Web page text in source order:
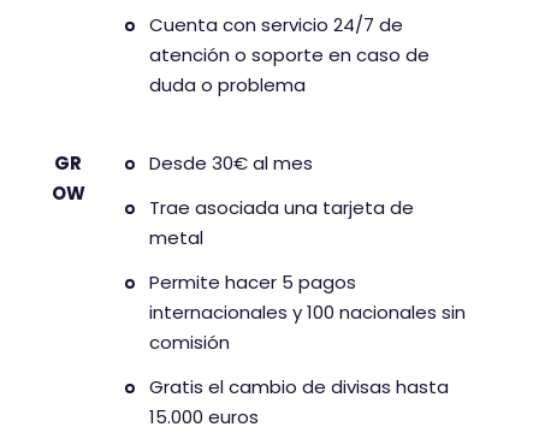
Cuenta con servicio 24/7 de
atención o soporte en caso de
duda o problema
GR
OW
Desde 30€ al mes
Trae asociada una tarjeta de
metal
Permite hacer 5 pagos
internacionales y 100 nacionales sin
comisión
Gratis el cambio de divisas hasta
15.000 euros